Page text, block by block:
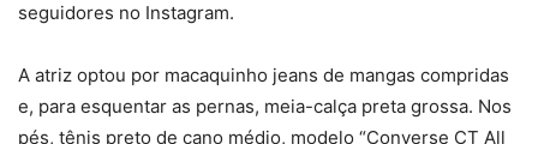
seguidores no Instagram.
A atriz optou por macaquinho jeans de mangas compridas
e, para esquentar as pernas, meia-calça preta grossa. Nos
pés, tênis preto de cano médio, modelo “Converse CT All